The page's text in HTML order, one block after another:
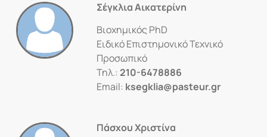
Σέγκλια Αικατερίνη
Βιοχημικός PhD
Ειδικό Επιστημονικό Τεχνικό
Προσωπικό
Τηλ.: 210-6478886
Email: ksegklia@pasteur.gr
Πάσχου Χριστίνα